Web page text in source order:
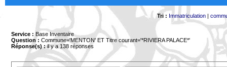
Tri : Immatriculation|
Service : Base Inventaire
Question : Commune='MENTON' ET Titre courant='*RIVIERA PALACE*'
Réponse(s) :il y a 138 réponses